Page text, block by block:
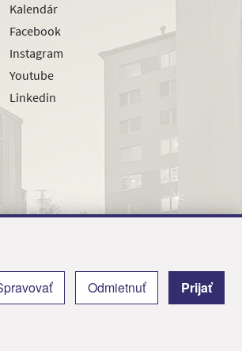
Odmietnuť Prijať
Kalendár
Facebook
Instagram
Youtube
Linkedin